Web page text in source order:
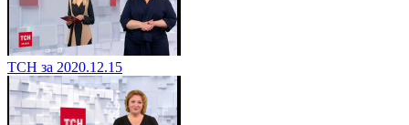
ТСН за 2020.12.15